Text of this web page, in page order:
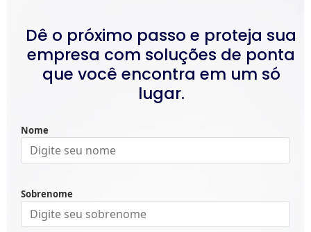
Dê o próximo passo e proteja sua
empresa com soluções de ponta
que você encontra em um só
lugar.
Nome
Sobrenome